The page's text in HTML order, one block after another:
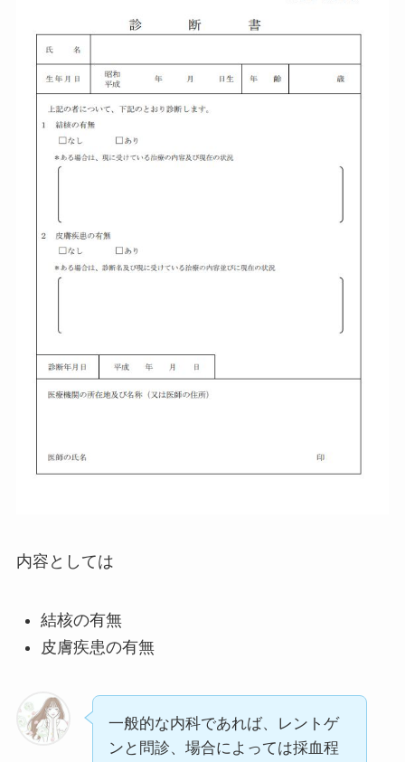
内容としては
結核の有無
皮膚疾患の有無
一般的な内科であれば、レントゲ
ンと問診、場合によっては採血程